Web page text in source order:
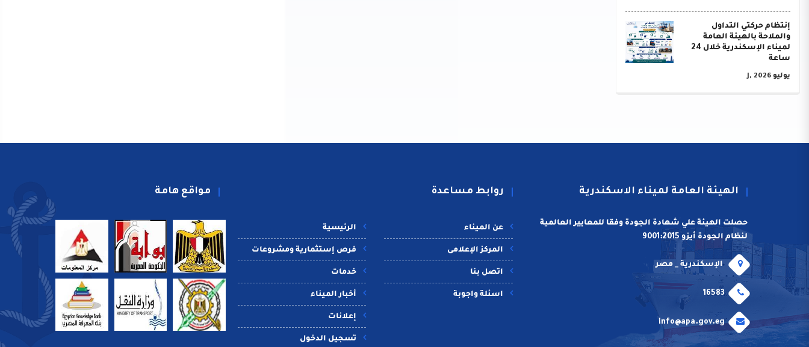
إنتظام حركتي التداول
والملاحة بالهيئة العامة
لميناء الإسكندرية خلال 24
ساعة
يوليو J, 2026
الهيئة العامة لميناء الاسكندرية
حصلت الهيئة علي شهادة الجودة وفقا للمعايير العالمية
لنظام الجودة أيزو 9001:2015
الإسكندرية _ مصر
16583
info@apa.gov.eg
روابط مساعدة
الرئيسية
فرص إستثمارية ومشروعات
خدمات
أخبار الميناء
إعلانات
تسجيل الدخول
عن الميناء
المركز الإعلامى
اتصل بنا
اسئلة واجوبة
مواقع هامة